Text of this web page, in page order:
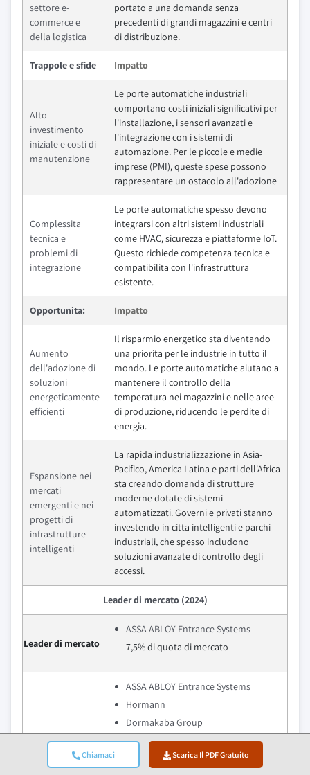
Chiamaci Scarica Il PDF Gratuito
settore e-
commerce e
della logistica
portato a una domanda senza
precedenti di grandi magazzini e centri
di distribuzione.
Trappole e sfide Impatto
Alto
investimento
iniziale e costi di
manutenzione
Le porte automatiche industriali
comportano costi iniziali significativi per
l'installazione, i sensori avanzati e
l'integrazione con i sistemi di
automazione. Per le piccole e medie
imprese (PMI), queste spese possono
rappresentare un ostacolo all'adozione
Complessita
tecnica e
problemi di
integrazione
Le porte automatiche spesso devono
integrarsi con altri sistemi industriali
come HVAC, sicurezza e piattaforme IoT.
Questo richiede competenza tecnica e
compatibilita con l'infrastruttura
esistente.
Opportunita: Impatto
Aumento
dell'adozione di
soluzioni
energeticamente
efficienti
Il risparmio energetico sta diventando
una priorita per le industrie in tutto il
mondo. Le porte automatiche aiutano a
mantenere il controllo della
temperatura nei magazzini e nelle aree
di produzione, riducendo le perdite di
energia.
Espansione nei
mercati
emergenti e nei
progetti di
infrastrutture
intelligenti
La rapida industrializzazione in Asia-
Pacifico, America Latina e parti dell'Africa
sta creando domanda di strutture
moderne dotate di sistemi
automatizzati. Governi e privati stanno
investendo in citta intelligenti e parchi
industriali, che spesso includono
soluzioni avanzate di controllo degli
accessi.
Leader di mercato (2024)
Leader di mercato
ASSA ABLOY Entrance Systems
7,5% di quota di mercato
Principali attori
ASSA ABLOY Entrance Systems
Hormann
Dormakaba Group
Novoferm
FAAC Group